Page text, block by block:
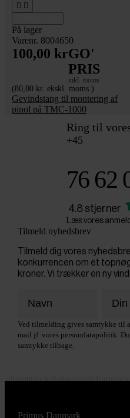
 
På lager
Varenr. 8004650
100,00 krGO'
PRIS
inkl. moms
(80,00 kr. ekskl. moms.)
Gevindstang til montering af
pinol på TMC-1000
Ring til
+45
76 62
4.8 stjerner
Læs vores
Tilmeld nyhedsbrev
Tilmeld dig vores
konkurrencen om et
kroner. Vi trækker en ny
Ved tilmelding gives samtykke til
mail jf. vores persondatapolitik.
samtykke tilbage.
Primus Danmark